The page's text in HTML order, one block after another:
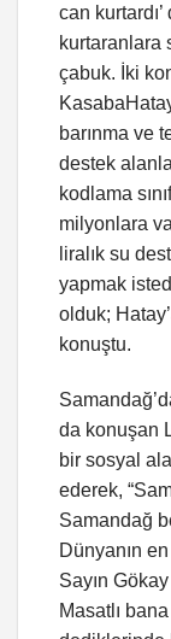
can
kurtaranlara
çabuk. İki
barınma ve
destek
kodlama
milyonlara
liralık su
yapmak
olduk;
konuştu.
da konuşan
bir sosyal
ederek,
Samandağ
Dünyanın
Sayın
Masatlı